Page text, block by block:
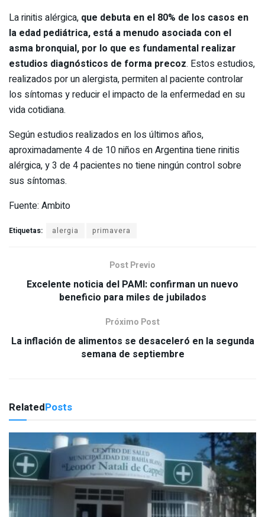
La rinitis alérgica, que debuta en el 80% de los casos en
la edad pediátrica, está a menudo asociada con el
asma bronquial, por lo que es fundamental realizar
estudios diagnósticos de forma precoz. Estos estudios,
realizados por un alergista, permiten al paciente controlar
los síntomas y reducir el impacto de la enfermedad en su
vida cotidiana.
Según estudios realizados en los últimos años,
aproximadamente 4 de 10 niños en Argentina tiene rinitis
alérgica, y 3 de 4 pacientes no tiene ningún control sobre
sus síntomas.
Fuente: Ambito
Etiquetas: alergia primavera
Post Previo
Excelente noticia del PAMI: confirman un nuevo
beneficio para miles de jubilados
Próximo Post
La inflación de alimentos se desaceleró en la segunda
semana de septiembre
RelatedPosts